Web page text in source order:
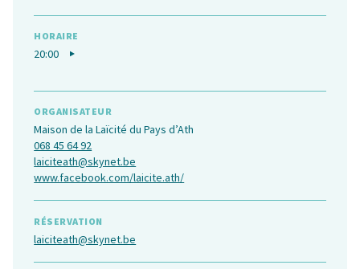
HORAIRE
20:00
ORGANISATEUR
Maison de la Laïcité du Pays d’Ath
068 45 64 92
laiciteath@skynet.be
www.facebook.com/laicite.ath/
RÉSERVATION
laiciteath@skynet.be